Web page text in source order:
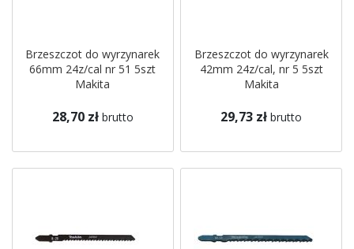
Brzeszczot do wyrzynarek
66mm 24z/cal nr 51 5szt
Makita
28,70 zł brutto
Brzeszczot do wyrzynarek
42mm 24z/cal, nr 5 5szt
Makita
29,73 zł brutto